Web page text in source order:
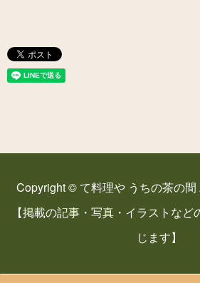
Copyright © て料理や うちの茶の
【掲載の記事・写真・イラストな
じます】